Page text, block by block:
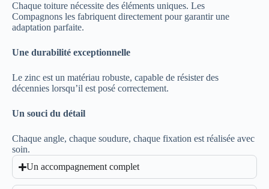
Chaque toiture nécessite des éléments uniques. Les
Compagnons les fabriquent directement pour garantir une
adaptation parfaite.
Une durabilité exceptionnelle
Le zinc est un matériau robuste, capable de résister des
décennies lorsqu’il est posé correctement.
Un souci du détail
Chaque angle, chaque soudure, chaque fixation est réalisée avec
soin.
Un accompagnement complet